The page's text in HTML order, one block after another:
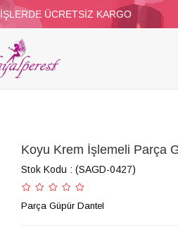
ÜCRETSİZ KARGO
TÜY BONCUKLAR
DİĞER
Koyu Krem İşlemeli Parça
Stok Kodu (SAGD-0427)
Parça Güpür Dantel